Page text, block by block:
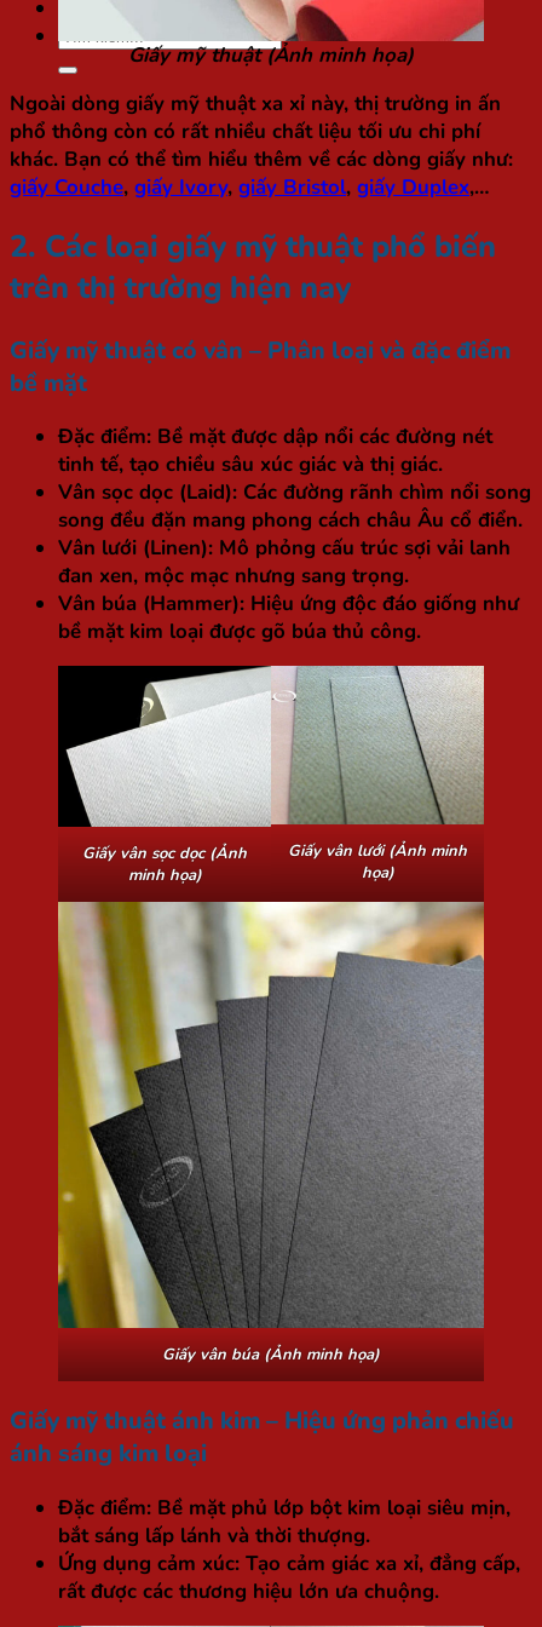
Túi / Hộp quà Tết
Tìm
kiếm:
Giấy mỹ thuật (Ảnh minh họa)
Ngoài dòng giấy mỹ thuật xa xỉ này, thị trường in ấn
phổ thông còn có rất nhiều chất liệu tối ưu chi phí
khác. Bạn có thể tìm hiểu thêm về các dòng giấy như:
giấy Couche, giấy Ivory, giấy Bristol, giấy Duplex,…
2. Các loại giấy mỹ thuật phổ biến
trên thị trường hiện nay
Giấy mỹ thuật có vân – Phân loại và đặc điểm
bề mặt
Đặc điểm: Bề mặt được dập nổi các đường nét
tinh tế, tạo chiều sâu xúc giác và thị giác.
Vân sọc dọc (Laid): Các đường rãnh chìm nổi song
song đều đặn mang phong cách châu Âu cổ điển.
Vân lưới (Linen): Mô phỏng cấu trúc sợi vải lanh
đan xen, mộc mạc nhưng sang trọng.
Vân búa (Hammer): Hiệu ứng độc đáo giống như
bề mặt kim loại được gõ búa thủ công.
Giấy vân sọc dọc (Ảnh
minh họa)
Giấy vân lưới (Ảnh minh
họa)
Giấy vân búa (Ảnh minh họa)
Giấy mỹ thuật ánh kim – Hiệu ứng phản chiếu
ánh sáng kim loại
Đặc điểm: Bề mặt phủ lớp bột kim loại siêu mịn,
bắt sáng lấp lánh và thời thượng.
Ứng dụng cảm xúc: Tạo cảm giác xa xỉ, đẳng cấp,
rất được các thương hiệu lớn ưa chuộng.